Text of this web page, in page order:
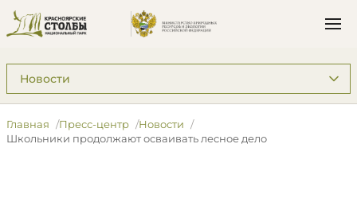
Подразделы: Пресс-центр
Главная Пресс-центр
Новости
Школьники продолжают осваивать лесное дело